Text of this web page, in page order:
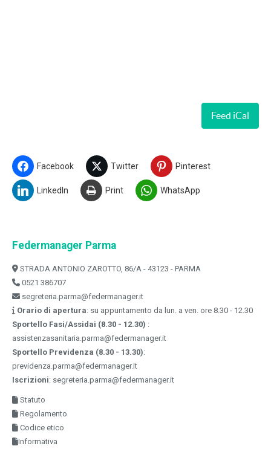
Feed iCal
Facebook Twitter Pinterest
LinkedIn Print WhatsApp
Federmanager Parma
STRADA ANTONIO ZAROTTO, 86/A - 43123 - PARMA
0521 386707
segreteria.parma@federmanager.it
Orario di apertura: su appuntamento da lun. a ven. ore 8.30 - 12.30
Sportello Fasi/Assidai (8.30 - 12.30) :
assistenzasanitaria.parma@federmanager.it
Sportello Previdenza (8.30 - 13.30):
previdenza.parma@federmanager.it
Iscrizioni: segreteria.parma@federmanager.it
Statuto
Regolamento
Codice etico
Informativa